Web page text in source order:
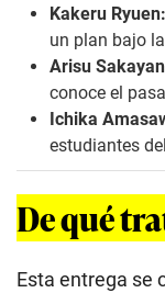
Kakeru Ryuen:
un plan bajo
Arisu
conoce el
Ichika
estudiantes
De qué
Esta entrega se